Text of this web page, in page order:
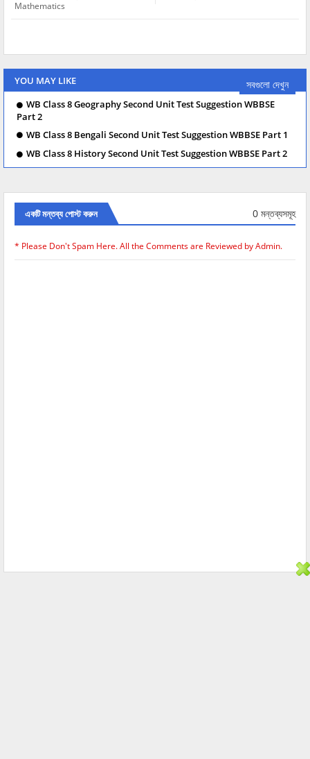
Mathematics
YOU MAY LIKE সবগুলো দেখুন
WB Class 8 Geography Second Unit Test Suggestion WBBSE
Part 2
WB Class 8 Bengali Second Unit Test Suggestion WBBSE Part 1
WB Class 8 History Second Unit Test Suggestion WBBSE Part 2
একটি মন্তব্য পোস্ট করুন 0 মন্তব্যসমূহ
* Please Don't Spam Here. All the Comments are Reviewed by Admin.